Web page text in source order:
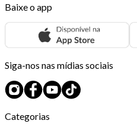
Baixe o app
Siga-nos nas mídias sociais
Categorias